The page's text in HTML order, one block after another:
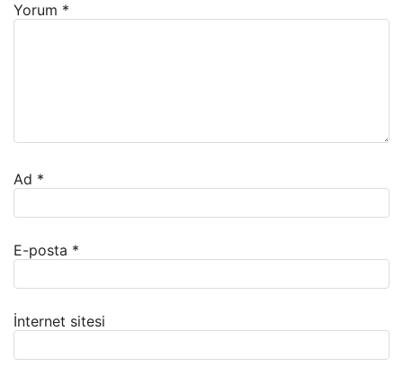
Yorum *
Ad *
E-posta *
İnternet sitesi